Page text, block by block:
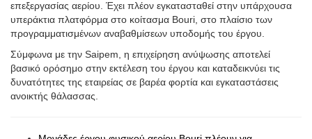
μονάδας ανάκτησης φυσικού αερίου για το Έργο Αξιοποίησης
Φυσικού Αερίου Bouri (BGUP) στα ανοιχτά της Λιβύης,
χρησιμοποιώντας το βαρέως τύπου πλοίο Saipem 7000.
Η μονάδα, που κατασκευάστηκε από την Rosetti Marino στο
ναυπηγείο της στη Μαρίνα ντι Ραβέννα για λογαριασμό της
Saipem, μεταφέρθηκε στο κοίτασμα Bouri, που βρίσκεται περίπου
170 χιλιόμετρα ανοιχτά της Λιβύης, στις αρχές Μαΐου.
μέτρα με ύψος περίπου 45 μέτρα, η μονάδα κατασκευάστηκε σε